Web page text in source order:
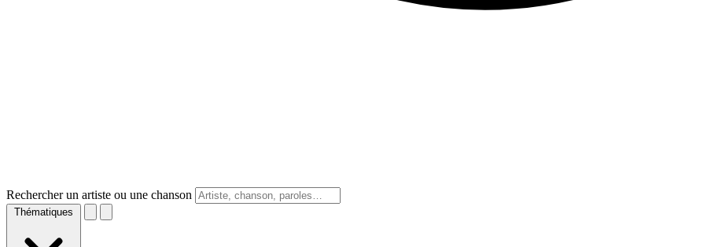
Rechercher un artiste ou une chanson
Thématiques